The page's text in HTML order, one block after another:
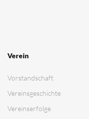
Verein
Vorstandschaft
Vereinsgeschichte
Vereinserfolge